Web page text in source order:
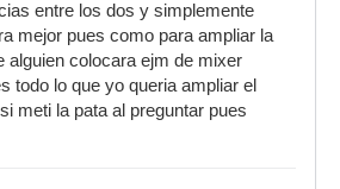
entre los dos y simplemente
mejor pues como para ampliar la
alguien colocara ejm de mixer
todo lo que yo queria ampliar el
meti la pata al preguntar pues